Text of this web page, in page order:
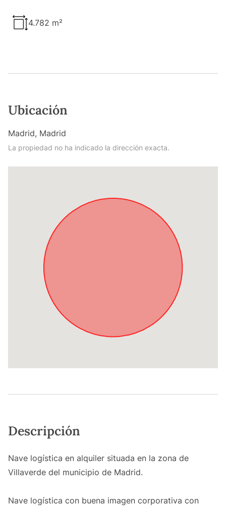
4.782 m²
Ubicación
Madrid, Madrid
La propiedad no ha indicado la dirección exacta.
Descripción
Nave logística en alquiler situada en la zona de
Villaverde del municipio de Madrid.
Nave logística con buena imagen corporativa con